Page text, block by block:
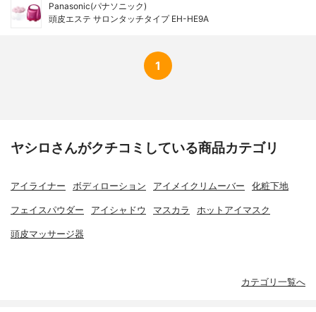
Panasonic(パナソニック)
頭皮エステ サロンタッチタイプ EH-HE9A
1
ヤシロさんがクチコミしている商品カテゴリ
アイライナー ボディローション アイメイクリムーバー 化粧下地
フェイスパウダー アイシャドウ マスカラ ホットアイマスク
頭皮マッサージ器
カテゴリ一覧へ